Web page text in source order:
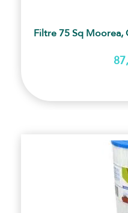
Filtre 75 Sq Moorea,